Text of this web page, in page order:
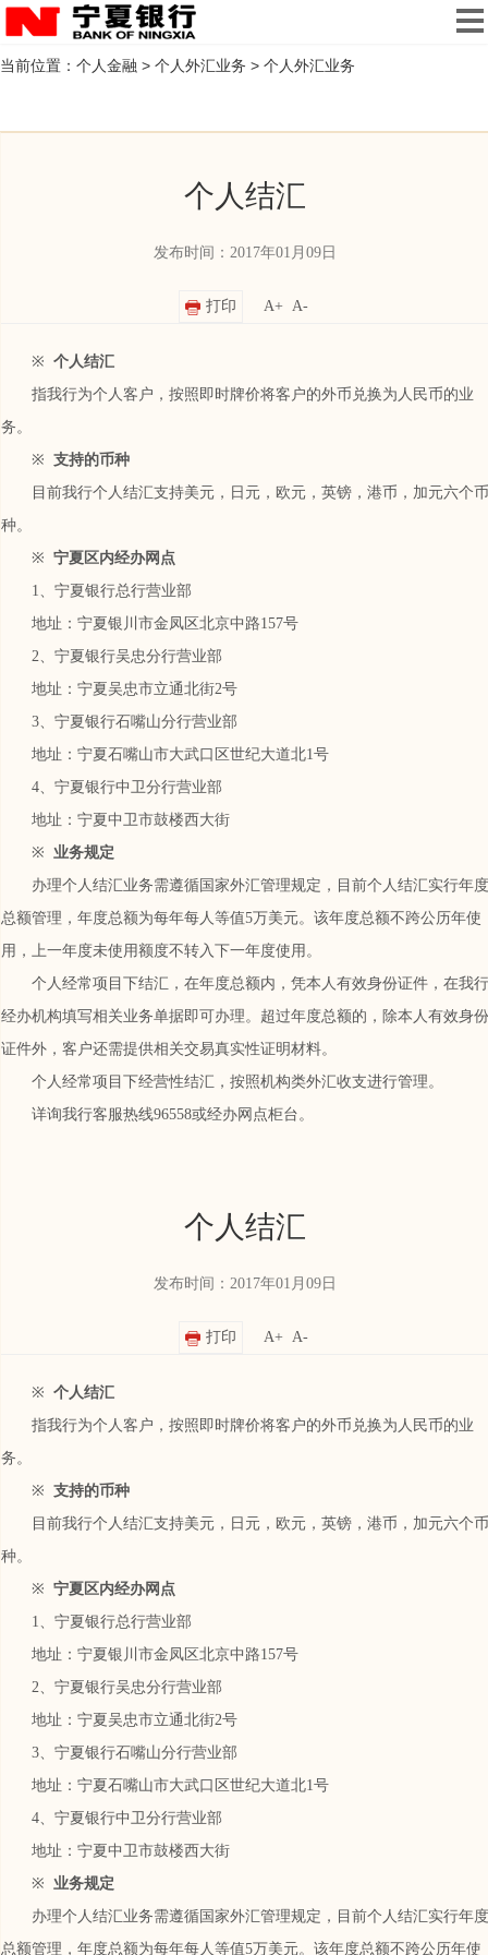
当前位置： 个人金融 > 个人外汇业务 > 个人外汇业务
个人结汇
发布时间：2017年01月09日
打印 A+ A-
※ 个人结汇
指我行为个人客户，按照即时牌价将客户的外币兑换为人民币的业
务。
※ 支持的币种
目前我行个人结汇支持美元，日元，欧元，英镑，港币，加元六个币
种。
※ 宁夏区内经办网点
1、宁夏银行总行营业部
地址：宁夏银川市金凤区北京中路157号
2、宁夏银行吴忠分行营业部
地址：宁夏吴忠市立通北街2号
3、宁夏银行石嘴山分行营业部
地址：宁夏石嘴山市大武口区世纪大道北1号
4、宁夏银行中卫分行营业部
地址：宁夏中卫市鼓楼西大街
※ 业务规定
办理个人结汇业务需遵循国家外汇管理规定，目前个人结汇实行年度
总额管理，年度总额为每年每人等值5万美元。该年度总额不跨公历年使
用，上一年度未使用额度不转入下一年度使用。
个人经常项目下结汇，在年度总额内，凭本人有效身份证件，在我行
经办机构填写相关业务单据即可办理。超过年度总额的，除本人有效身份
证件外，客户还需提供相关交易真实性证明材料。
个人经常项目下经营性结汇，按照机构类外汇收支进行管理。
详询我行客服热线96558或经办网点柜台。
个人结汇
发布时间：2017年01月09日
打印 A+ A-
※ 个人结汇
指我行为个人客户，按照即时牌价将客户的外币兑换为人民币的业
务。
※ 支持的币种
目前我行个人结汇支持美元，日元，欧元，英镑，港币，加元六个币
种。
※ 宁夏区内经办网点
1、宁夏银行总行营业部
地址：宁夏银川市金凤区北京中路157号
2、宁夏银行吴忠分行营业部
地址：宁夏吴忠市立通北街2号
3、宁夏银行石嘴山分行营业部
地址：宁夏石嘴山市大武口区世纪大道北1号
4、宁夏银行中卫分行营业部
地址：宁夏中卫市鼓楼西大街
※ 业务规定
办理个人结汇业务需遵循国家外汇管理规定，目前个人结汇实行年度
总额管理，年度总额为每年每人等值5万美元。该年度总额不跨公历年使